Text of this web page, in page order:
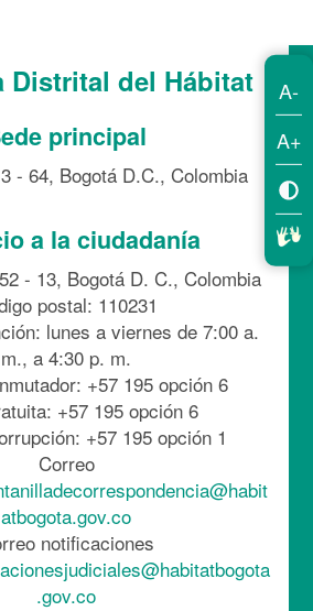
Distrital del Hábitat
principal
- 64, Bogotá D.C., Colombia
a la ciudadanía
- 13, Bogotá D. C., Colombia
postal: 110231
lunes a viernes de 7:00 a.
m., a 4:30 p. m.
+57 195 opción 6
+57 195 opción 6
+57 195 opción 1
Correo
atbogota.gov.co
notificaciones
.gov.co
A-
A+